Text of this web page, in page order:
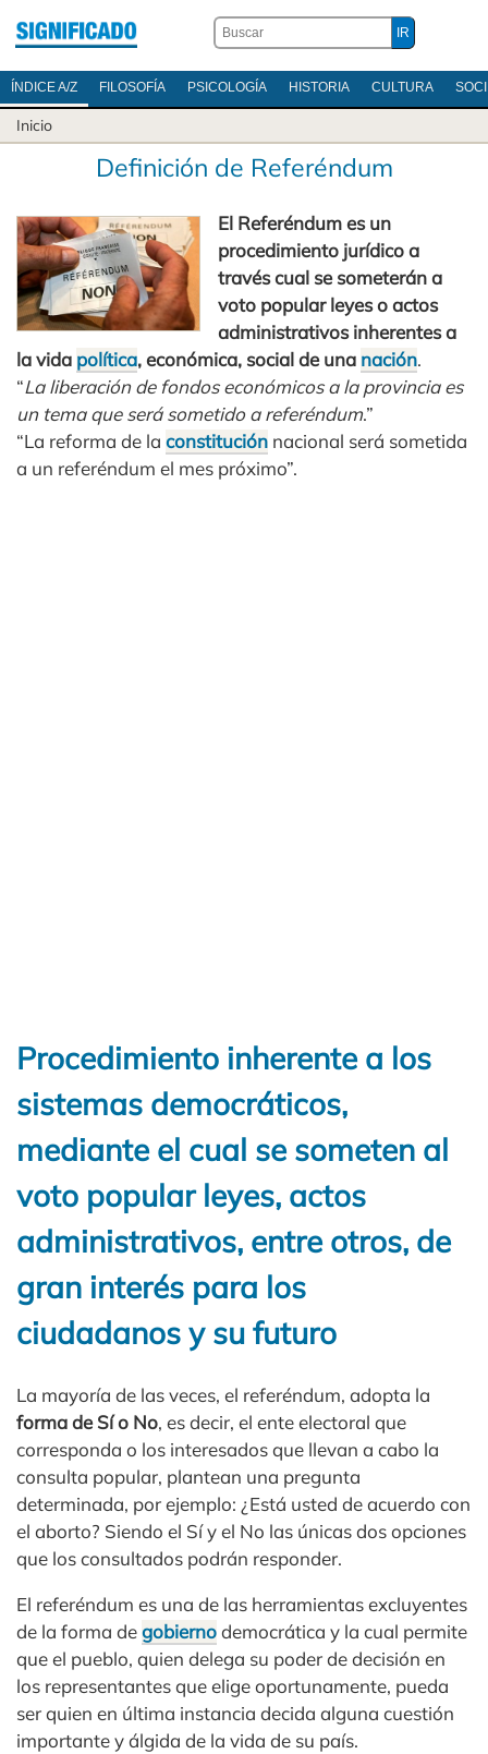
ÍNDICE A/Z FILOSOFÍA PSICOLOGÍA HISTORIA CULTURA
Inicio
Definición de Referéndum
El Referéndum es un
procedimiento jurídico a
través cual se someterán a
voto popular leyes o actos
administrativos inherentes a
la vida política, económica, social de una nación.
“La liberación de fondos económicos a la provincia es
un tema que será sometido a referéndum.”
“La reforma de la constitución nacional será sometida
a un referéndum el mes próximo”.
Procedimiento inherente a los
sistemas democráticos,
mediante el cual se someten al
voto popular leyes, actos
administrativos, entre otros, de
gran interés para los
ciudadanos y su futuro
La mayoría de las veces, el referéndum, adopta la
forma de Sí o No, es decir, el ente electoral que
corresponda o los interesados que llevan a cabo la
consulta popular, plantean una pregunta
determinada, por ejemplo: ¿Está usted de acuerdo con
el aborto? Siendo el Sí y el No las únicas dos opciones
que los consultados podrán responder.
El referéndum es una de las herramientas excluyentes
de la forma degobiernodemocrática y la cual permite
que el pueblo, quien delega su poder de decisión en
los representantes que elige oportunamente, pueda
ser quien en última instancia decida alguna cuestión
importante y álgida de la vida de su país.